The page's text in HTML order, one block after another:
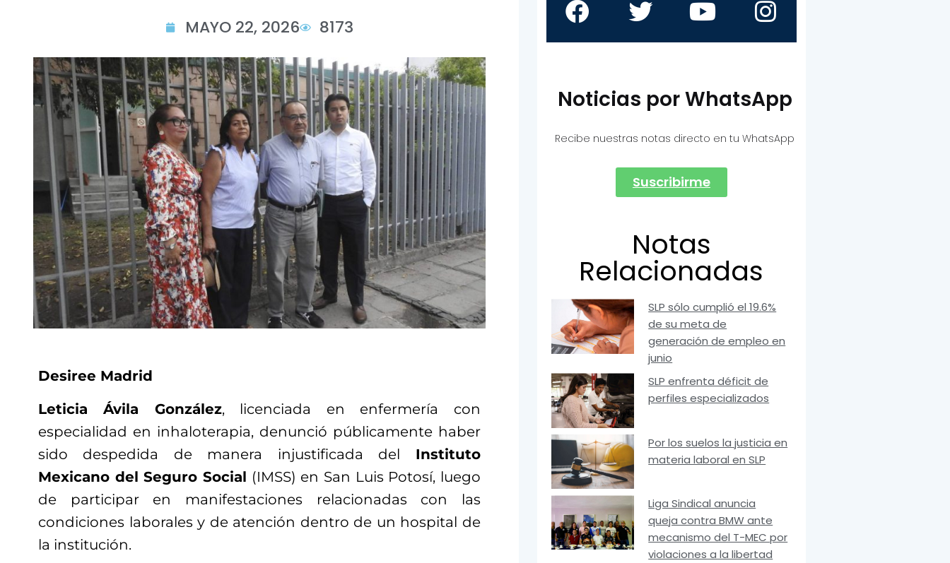
MAYO 22, 2026 8173
Desiree Madrid
Leticia Ávila González, licenciada en enfermería con
especialidad en inhaloterapia, denunció públicamente haber
sido despedida de manera injustificada del Instituto
Mexicano del Seguro Social (IMSS) en San Luis Potosí, luego
de participar en manifestaciones relacionadas con las
condiciones laborales y de atención dentro de un hospital de
la institución.
Noticias por WhatsApp
Recibe nuestras notas directo en tu WhatsApp
Suscribirme
Notas
Relacionadas
SLP sólo cumplió el 19.6%
de su meta de
generación de empleo en
junio
SLP enfrenta déficit de
perfiles especializados
Por los suelos la justicia en
materia laboral en SLP
Liga Sindical anuncia
queja contra BMW ante
mecanismo del T-MEC por
violaciones a la libertad